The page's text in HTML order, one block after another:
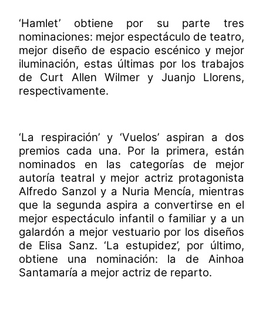
‘Hamlet’ obtiene por su parte tres
nominaciones: mejor espectáculo de teatro,
mejor diseño de espacio escénico y mejor
iluminación, estas últimas por los trabajos
de Curt Allen Wilmer y Juanjo Llorens,
respectivamente.
‘La respiración’ y ‘Vuelos’ aspiran a dos
premios cada una. Por la primera, están
nominados en las categorías de mejor
autoría teatral y mejor actriz protagonista
Alfredo Sanzol y a Nuria Mencía, mientras
que la segunda aspira a convertirse en el
mejor espectáculo infantil o familiar y a un
galardón a mejor vestuario por los diseños
de Elisa Sanz. ‘La estupidez’, por último,
obtiene una nominación: la de Ainhoa
Santamaría a mejor actriz de reparto.